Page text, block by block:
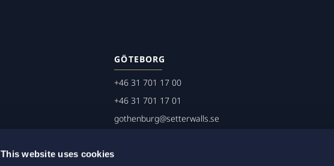
This website uses cookies
GÖTEBORG
+46 31 701 17 00
+46 31 701 17 01
gothenburg@setterwalls.se